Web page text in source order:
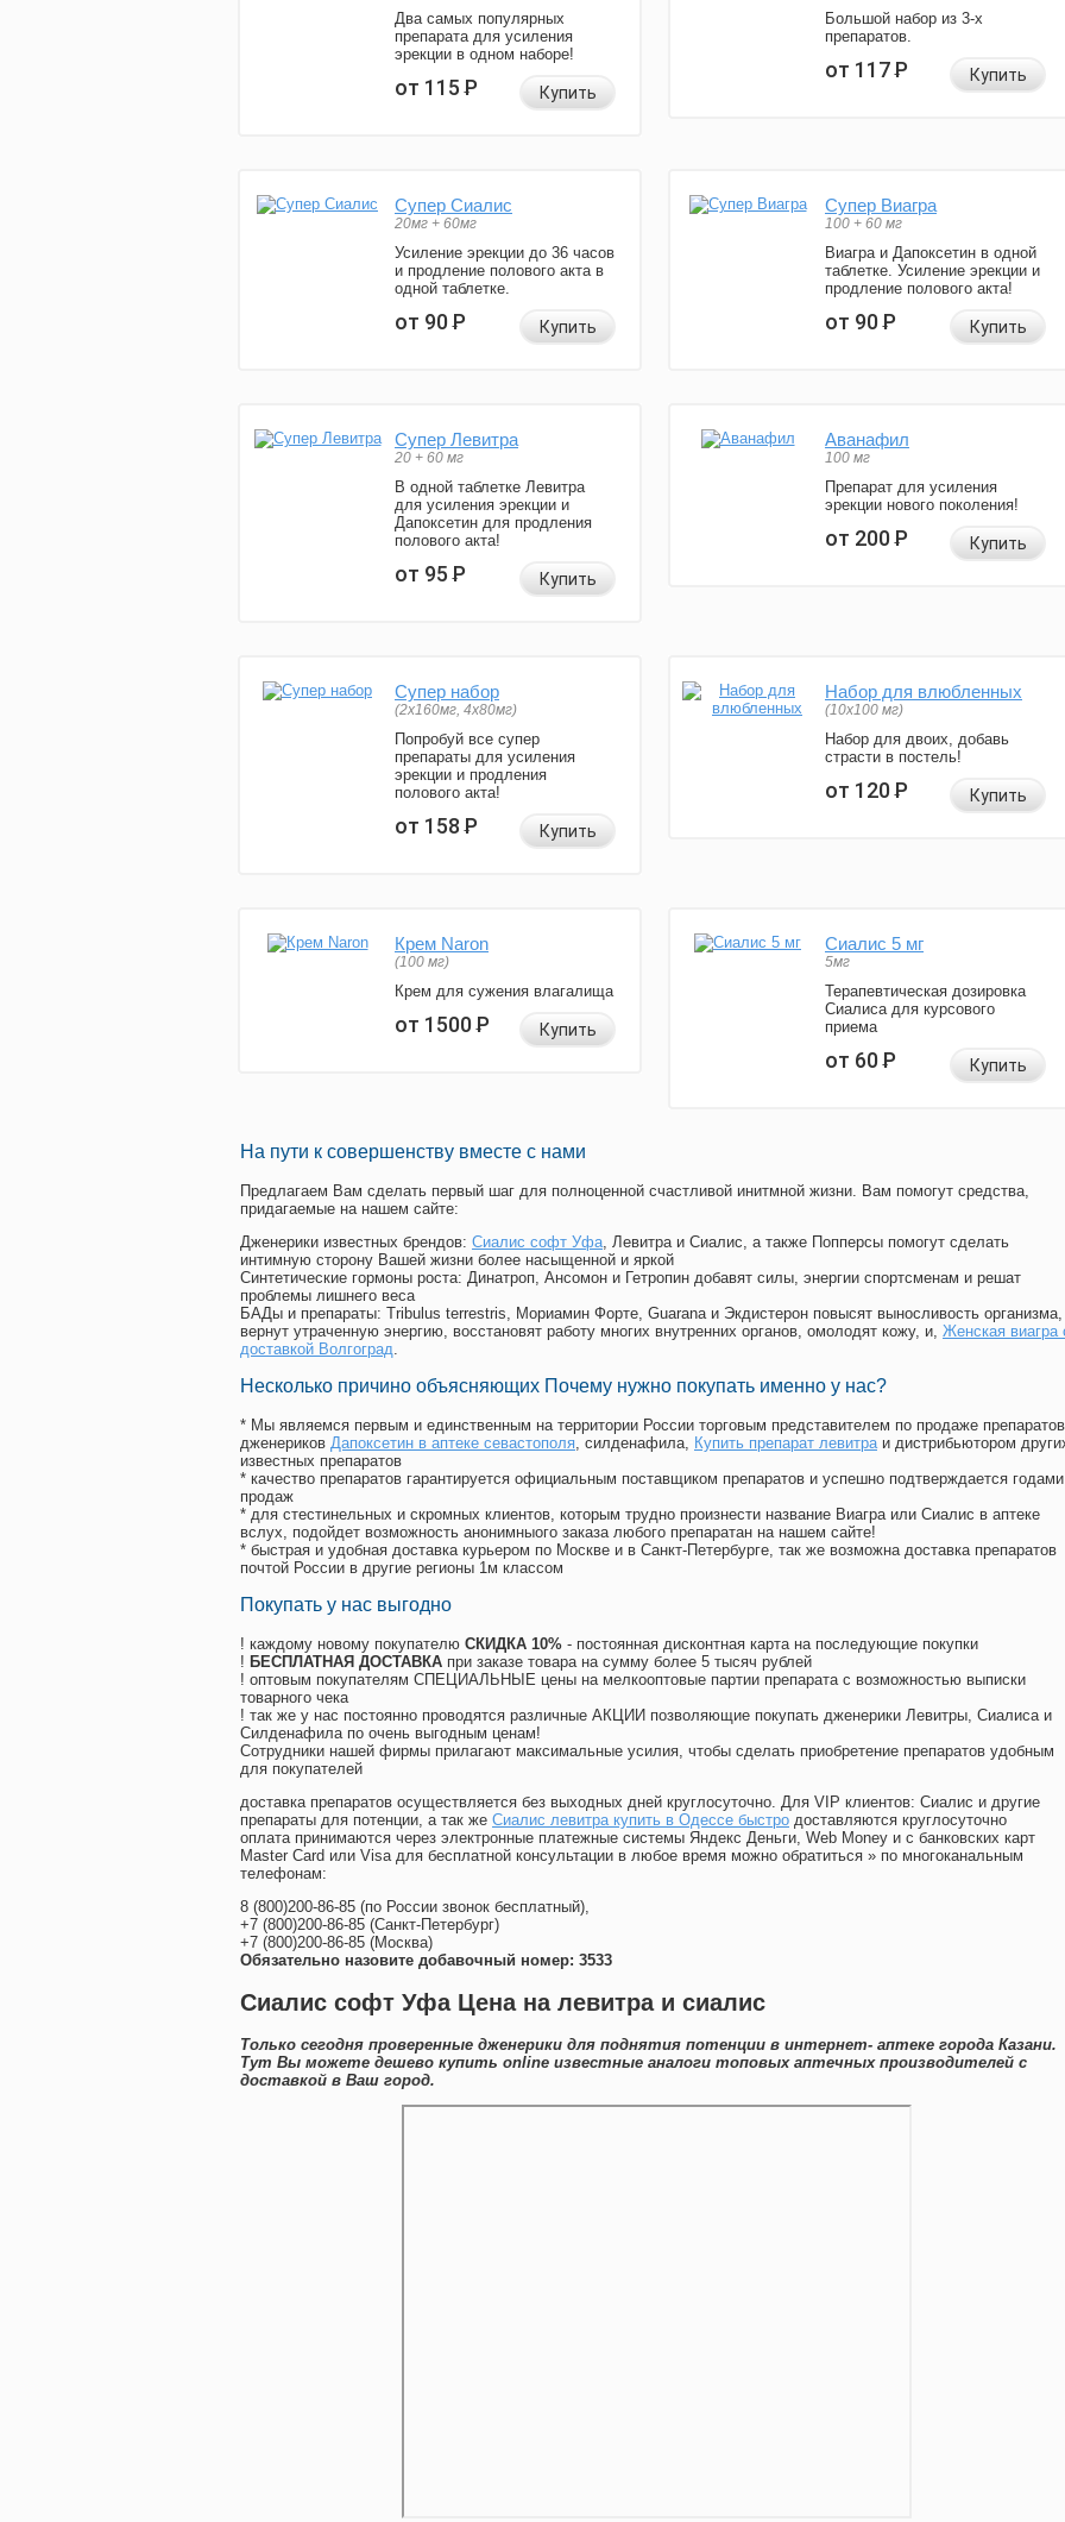
Два самых популярных
препарата для усиления
эрекции в одном наборе!
от 115Р Купить
Большой набор из 3-х
препаратов.
от 117Р Купить
Супер Сиалис
20мг + 60мг
Усиление эрекции до 36 часов
и продление полового акта в
одной таблетке.
от 90Р Купить
Супер Виагра
100 + 60 мг
Виагра и Дапоксетин в одной
таблетке. Усиление эрекции и
продление полового акта!
от 90Р Купить
Супер Левитра
20 + 60 мг
В одной таблетке Левитра
для усиления эрекции и
Дапоксетин для продления
полового акта!
от 95Р Купить
Аванафил
100 мг
Препарат для усиления
эрекции нового поколения!
от 200Р Купить
Супер набор
(2х160мг, 4х80мг)
Попробуй все супер
препараты для усиления
эрекции и продления
полового акта!
от 158Р Купить
Набор для влюбленных
(10х100 мг)
Набор для двоих, добавь
страсти в постель!
от 120Р Купить
Крем Naron
(100 мг)
Крем для сужения влагалища
от 1500Р Купить
Сиалис 5 мг
5мг
Терапевтическая дозировка
Сиалиса для курсового
приема
от 60Р Купить
На пути к совершенству вместе с нами
Предлагаем Вам сделать первый шаг для полноценной счастливой инитмной жизни. Вам помогут средства,
придагаемые на нашем сайте:
Дженерики известных брендов: Сиалис софт Уфа, Левитра и Сиалис, а также Попперсы помогут сделать
интимную сторону Вашей жизни более насыщенной и яркой
Синтетические гормоны роста: Динатроп, Ансомон и Гетропин добавят силы, энергии спортсменам и решат
проблемы лишнего веса
БАДы и препараты: Tribulus terrestris, Мориамин Форте, Guarana и Экдистерон повысят выносливость организма,
вернут утраченную энергию, восстановят работу многих внутренних органов, омолодят кожу, и, Женская виагра
доставкой Волгоград.
Несколько причино объясняющих Почему нужно покупать именно у нас?
* Мы являемся первым и единственным на территории России торговым представителем по продаже препаратов
дженериков Дапоксетин в аптеке севастополя, силденафила, Купить препарат левитраи дистрибьютором
известных препаратов
* качество препаратов гарантируется официальным поставщиком препаратов и успешно подтверждается годами
продаж
* для стестинельных и скромных клиентов, которым трудно произнести название Виагра или Сиалис в аптеке
вслух, подойдет возможность анонимныого заказа любого препаратан на нашем сайте!
* быстрая и удобная доставка курьером по Москве и в Санкт-Петербурге, так же возможна доставка препаратов
почтой России в другие регионы 1м классом
Покупать у нас выгодно
! каждому новому покупателю СКИДКА 10% - постоянная дисконтная карта на последующие покупки
! БЕСПЛАТНАЯ ДОСТАВКА при заказе товара на сумму более 5 тысяч рублей
! оптовым покупателям СПЕЦИАЛЬНЫЕ цены на мелкооптовые партии препарата с возможностью выписки
товарного чека
! так же у нас постоянно проводятся различные АКЦИИ позволяющие покупать дженерики Левитры, Сиалиса и
Силденафила по очень выгодным ценам!
Cотрудники нашей фирмы прилагают максимальные усилия, чтобы сделать приобретение препаратов удобным
для покупателей
доставка препаратов осуществляется без выходных дней круглосуточно. Для VIP клиентов: Сиалис и другие
препараты для потенции, а так же Сиалис левитра купить в Одессе быстро доставляются круглосуточно
оплата принимаются через электронные платежные системы Яндекс Деньги, Web Money и с банковских карт
Master Card или Visa для бесплатной консультации в любое время можно обратиться » по многоканальным
телефонам:
8 (800)200-86-85 (по России звонок бесплатный),
+7 (800)200-86-85 (Санкт-Петербург)
+7 (800)200-86-85 (Москва)
Обязательно назовите добавочный номер: 3533
Сиалис софт Уфа Цена на левитра и сиалис
Только сегодня проверенные дженерики для поднятия потенции в интернет- аптеке города Казани.
Тут Вы можете дешево купить online известные аналоги топовых аптечных производителей с
доставкой в Ваш город.